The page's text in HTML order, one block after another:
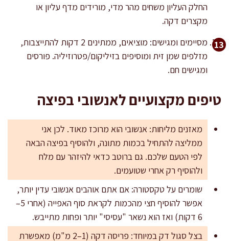
החלק העליון משחים מהר מדי, מורידים מדף עליון או
מקצרים דקה.
מסיימים ומגישים: מוציאים, ממתינים 2 דקות להתייצבות,
מזלפים שמן זית ומוסיפים בזיליקום/פטרוזיליה. פורסים
ומגישים חם.
טיפים מקצועיים לאנשובי בפיצה
מאזנים מליחות: אנשובי הוא מרוכז מאוד. לכן אני
ממליצה להתחיל בכמות מתונה, ולהוסיף בפיצה הבאה
לפי הטעם שלכם. גם ברוטב כדאי להיזהר עם מלח
ולהוסיף רק אחרי שטועמים.
שומרים על טקסטורה: אם אתם אוהבים אנשובי עדין יותר,
אפשר להוסיף חצי מהכמות לקראת סוף האפייה (אחרי 5–
6 דקות) ואז הוא נשאר "עסיסי" יותר ופחות מתייבש.
בצל סגול דק במיוחד: פריסה דקה (1–2 מ"מ) מאפשרת